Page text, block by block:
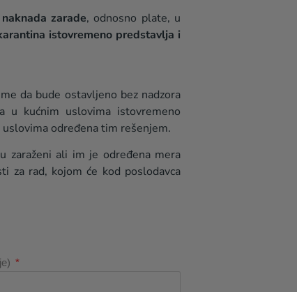
naknada zarade, odnosno plate, u
istovremeno predstavlja i
da bude ostavljeno bez nadzora
u kućnim uslovima istovremeno
određena tim rešenjem.
zaraženi ali im je određena mera
za rad, kojom će kod poslodavca